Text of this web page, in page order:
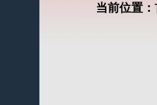
当前位置：